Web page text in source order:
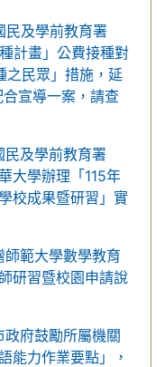
民及學前教育署
計畫」公費接種對
之民眾」措施，延
宣導一案，請查
民及學前教育署
大學辦理「115年
校成果暨研習」實
師範大學數學教育
研習暨校園申請說
府鼓勵所屬機關
能力作業要點」，